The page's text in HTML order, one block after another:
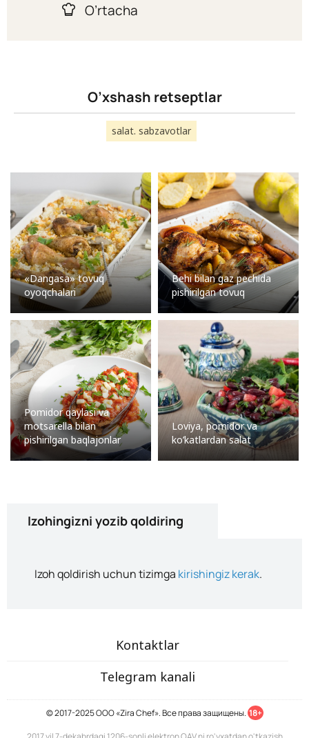
O’rtacha
O’xshash retseptlar
salat. sabzavotlar
«Dangasa» tovuq
oyoqchalari
Behi bilan gaz pechida
pishirilgan tovuq
Pomidor qaylasi va
motsarella bilan
pishirilgan baqlajonlar
Loviya, pomidor va
ko’katlardan salat
Izohingizni yozib qoldiring
Izoh qoldirish uchun tizimga kirishingiz kerak.
Kontaktlar
Telegram kanali
© 2017-2025 ООО «Zira Chef». Все права защищены. 18+